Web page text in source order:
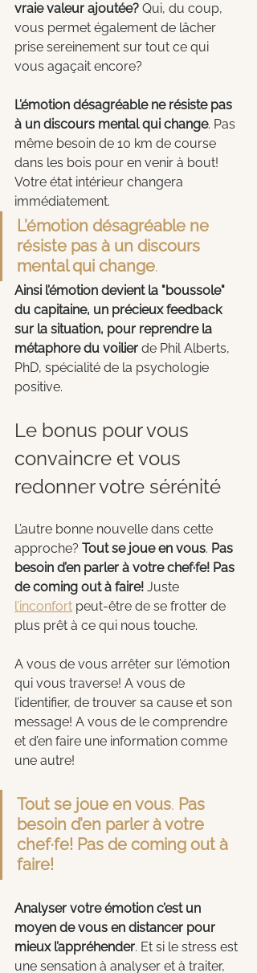
vraie valeur ajoutée? Qui, du coup,
vous permet également de lâcher
prise sereinement sur tout ce qui
vous agaçait encore?
L’émotion désagréable ne résiste pas
à un discours mental qui change. Pas
même besoin de 10 km de course
dans les bois pour en venir à bout!
Votre état intérieur changera
immédiatement.
L’émotion désagréable ne
résiste pas à un discours
mental qui change.
Ainsi l’émotion devient la "boussole"
du capitaine, un précieux feedback
sur la situation, pour reprendre la
métaphore du voilier de Phil Alberts,
PhD, spécialité de la psychologie
positive.
Le bonus pour vous
convaincre et vous
redonner votre sérénité
L’autre bonne nouvelle dans cette
approche? Tout se joue en vous. Pas
besoin d’en parler à votre chef·fe! Pas
de coming out à faire! Juste
l’inconfort peut-être de se frotter de
plus prêt à ce qui nous touche.
A vous de vous arrêter sur l’émotion
qui vous traverse! A vous de
l’identifier, de trouver sa cause et son
message! A vous de le comprendre
et d’en faire une information comme
une autre!
Tout se joue en vous. Pas
besoin d’en parler à votre
chef·fe! Pas de coming out à
faire!
Analyser votre émotion c’est un
moyen de vous en distancer pour
mieux l’appréhender. Et si le stress est
une sensation à analyser et à traiter,